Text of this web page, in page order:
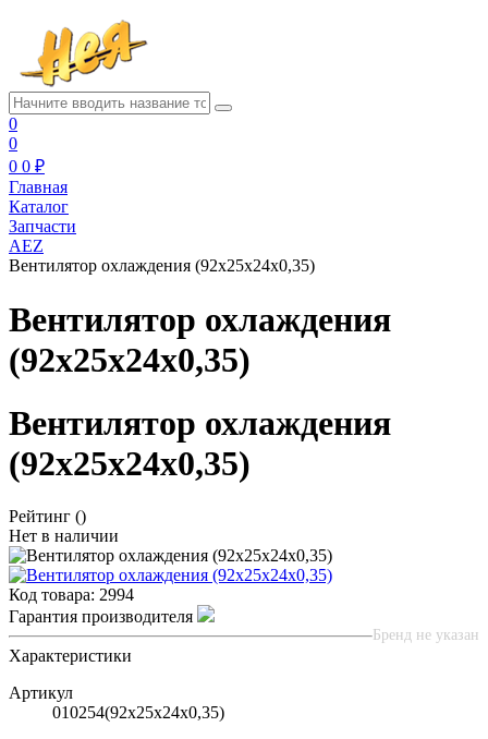
0
0
0 0 ₽
Главная
Каталог
Запчасти
AEZ
Вентилятор охлаждения (92х25х24х0,35)
Вентилятор охлаждения
(92х25х24х0,35)
Вентилятор охлаждения
(92х25х24х0,35)
Рейтинг ()
Нет в наличии
Код товара: 2994
Гарантия производителя
Бренд не указан
Характеристики
Артикул
010254(92х25х24х0,35)